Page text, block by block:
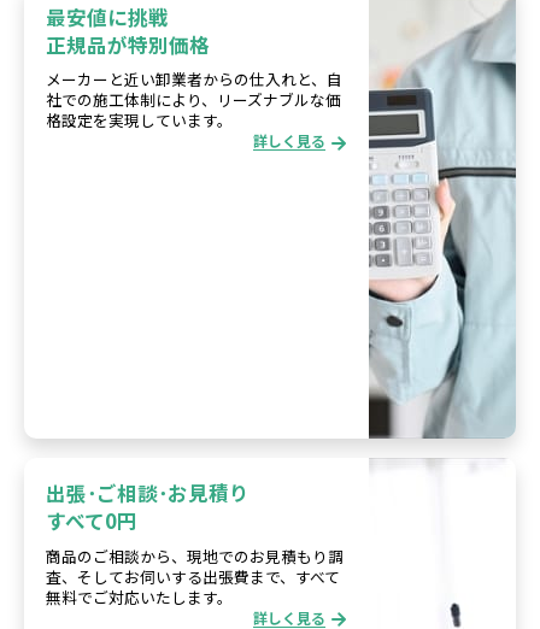
最安値に挑戦
正規品が特別価格
メーカーと近い卸業者からの仕入れと、自
社での施工体制により、リーズナブルな価
格設定を実現しています。
詳しく見る
出張･ご相談･お見積り
すべて0円
商品のご相談から、現地でのお見積もり調
査、そしてお伺いする出張費まで、すべて
無料でご対応いたします。
詳しく見る